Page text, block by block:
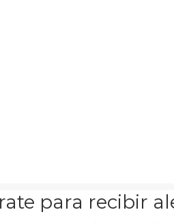
para recibir